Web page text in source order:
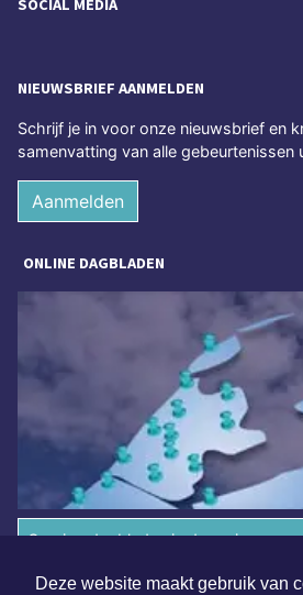
Deze website maakt gebruik van
SOCIAL MEDIA
NIEUWSBRIEF AANMELDEN
Schrijf je in voor onze nieuwsbrief en
samenvatting van alle gebeurtenissen
Aanmelden
ONLINE DAGBLADEN
Overige dagbladen in de regio